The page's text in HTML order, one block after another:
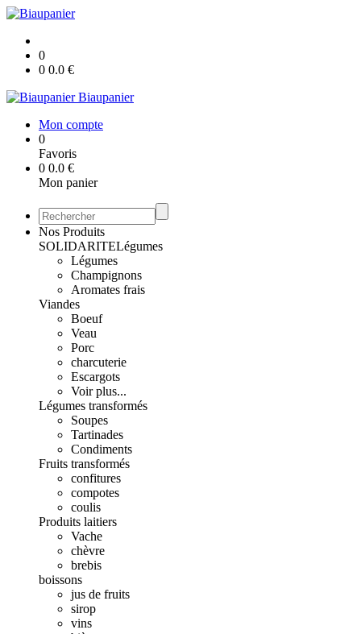
0
0 0.0 €
Biaupanier
Mon compte
0
Favoris
0 0.0 €
Mon panier
Nos Produits
SOLIDARITELégumes
Légumes
Champignons
Aromates frais
Viandes
Boeuf
Veau
Porc
charcuterie
Escargots
Voir plus...
Légumes transformés
Soupes
Tartinades
Condiments
Fruits transformés
confitures
compotes
coulis
Produits laitiers
Vache
chèvre
brebis
boissons
jus de fruits
sirop
vins